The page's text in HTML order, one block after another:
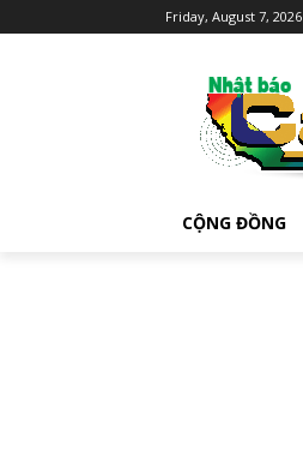
Friday, August 7, 2026
CỘNG ĐỒNG